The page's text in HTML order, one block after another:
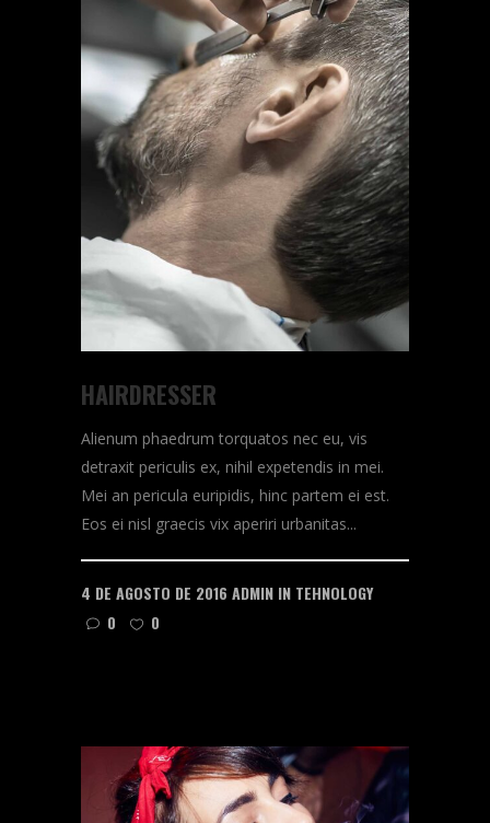
HAIRDRESSER
Alienum phaedrum torquatos nec eu, vis
detraxit periculis ex, nihil expetendis in mei.
Mei an pericula euripidis, hinc partem ei est.
Eos ei nisl graecis vix aperiri urbanitas...
4 DE AGOSTO DE 2016 ADMIN IN TEHNOLOGY
0
0